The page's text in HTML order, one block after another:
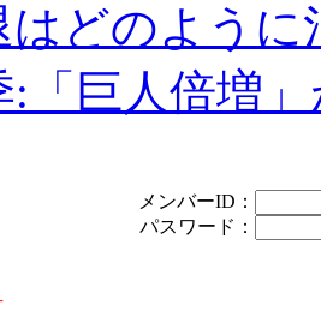
はどのように
:「巨人倍増
メンバーID：
パスワード：